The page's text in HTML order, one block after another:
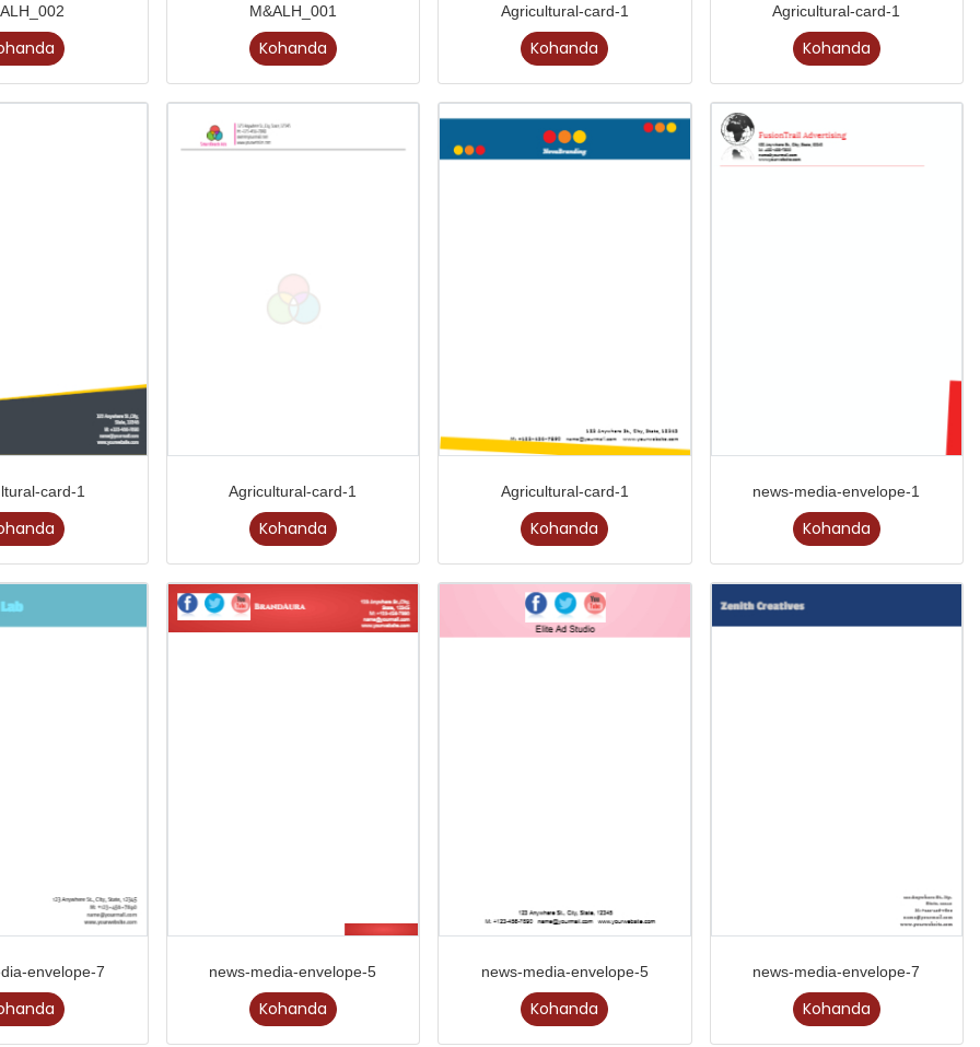
M&ALH_001
Kohanda
Agricultural-card-1
Kohanda
Agricultural-card-1
Kohanda
card-1 Agricultural-card-1
Kohanda
Agricultural-card-1
Kohanda
news-media-envelope-1
Kohanda
envelope-7 news-media-envelope-5
Kohanda
news-media-envelope-5
Kohanda
news-media-envelope-7
Kohanda